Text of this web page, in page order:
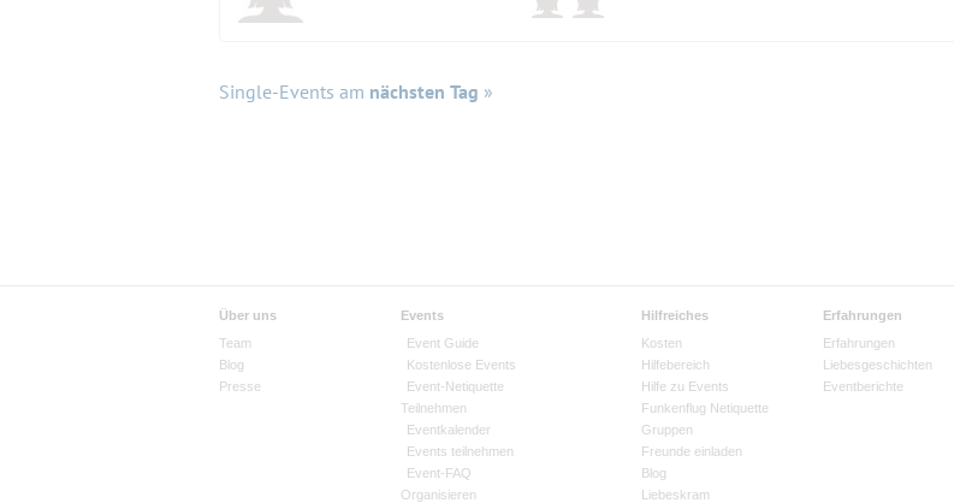
Single-Events am nächsten Tag »
Über uns
Team
Blog
Presse
Events
Event Guide
Kostenlose Events
Event-Netiquette
Teilnehmen
Eventkalender
Events teilnehmen
Event-FAQ
Organisieren
Hilfreiches
Kosten
Hilfebereich
Hilfe zu Events
Funkenflug Netiquette
Gruppen
Freunde einladen
Blog
Liebeskram
Erfahrungen
Erfahrungen
Liebesgeschichten
Eventberichte